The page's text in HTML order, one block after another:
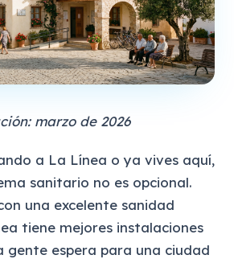
marzo de 2026
a La Línea o ya vives aquí,
sanitario no es opcional.
una excelente sanidad
tiene mejores instalaciones
gente espera para una ciudad